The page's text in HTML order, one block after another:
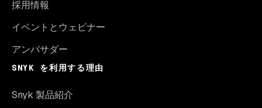
採用情報
イベントとウェビナー
アンバサダー
SNYK を利用する理由
Snyk 製品紹介